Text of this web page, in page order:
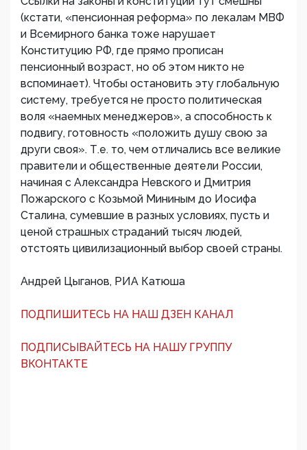
(кстати, «пенсионная реформа» по лекалам МВФ
и Всемирного банка тоже нарушает
Конституцию РФ, где прямо прописан
пенсионный возраст, но об этом никто не
вспоминает). Чтобы остановить эту глобальную
систему, требуется не просто политическая
воля «наемных менеджеров», а способность к
подвигу, готовность «положить душу свою за
други своя». Т.е. то, чем отличались все великие
правители и общественные деятели России,
начиная с Александра Невского и Дмитрия
Пожарского с Козьмой Мининым до Иосифа
Сталина, сумевшие в разных условиях, пусть и
ценой страшных страданий тысяч людей,
отстоять цивилизационный выбор своей страны.
Андрей Цыганов, РИА Катюша
ПОДПИШИТЕСЬ НА НАШ ДЗЕН КАНАЛ
ПОДПИСЫВАЙТЕСЬ НА НАШУ ГРУППУ
ВКОНТАКТЕ